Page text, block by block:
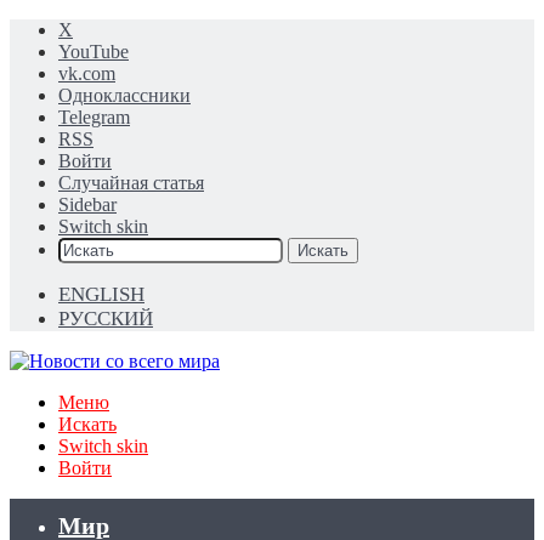
X
YouTube
vk.com
Одноклассники
Telegram
RSS
Войти
Случайная статья
Sidebar
Switch skin
Искать
ENGLISH
РУССКИЙ
Меню
Искать
Switch skin
Войти
Мир